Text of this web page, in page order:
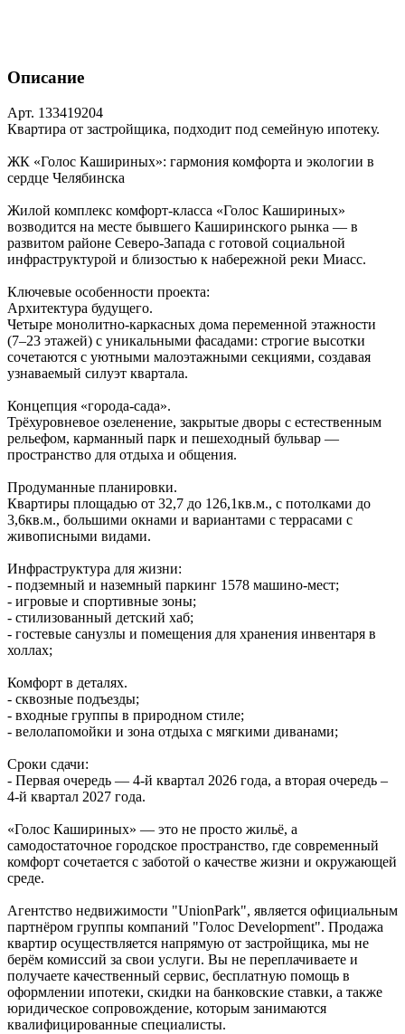
Описание
Арт. 133419204
Квартира от застройщика, подходит под семейную ипотеку.
ЖК «Голос Кашириных»: гармония комфорта и экологии в
сердце Челябинска
Жилой комплекс комфорт‑класса «Голос Кашириных»
возводится на месте бывшего Каширинского рынка — в
развитом районе Северо‑Запада с готовой социальной
инфраструктурой и близостью к набережной реки Миасс.
Ключевые особенности проекта:
Архитектура будущего.
Четыре монолитно‑каркасных дома переменной этажности
(7–23 этажей) с уникальными фасадами: строгие высотки
сочетаются с уютными малоэтажными секциями, создавая
узнаваемый силуэт квартала.
Концепция «города‑сада».
Трёхуровневое озеленение, закрытые дворы с естественным
рельефом, карманный парк и пешеходный бульвар —
пространство для отдыха и общения.
Продуманные планировки.
Квартиры площадью от 32,7 до 126,1кв.м., с потолками до
3,6кв.м., большими окнами и вариантами с террасами с
живописными видами.
Инфраструктура для жизни:
- подземный и наземный паркинг 1578 машино‑мест;
- игровые и спортивные зоны;
- стилизованный детский хаб;
- гостевые санузлы и помещения для хранения инвентаря в
холлах;
Комфорт в деталях.
- сквозные подъезды;
- входные группы в природном стиле;
- велолапомойки и зона отдыха с мягкими диванами;
Сроки сдачи:
- Первая очередь — 4‑й квартал 2026 года, а вторая очередь –
4-й квартал 2027 года.
«Голос Кашириных» — это не просто жильё, а
самодостаточное городское пространство, где современный
комфорт сочетается с заботой о качестве жизни и окружающей
среде.
Агентство недвижимости "UnionPark", является официальным
партнёром группы компаний "Голос Development". Продажа
квартир осуществляется напрямую от застройщика, мы не
берём комиссий за свои услуги. Вы не переплачиваете и
получаете качественный сервис, бесплатную помощь в
оформлении ипотеки, скидки на банковские ставки, а также
юридическое сопровождение, которым занимаются
квалифицированные специалисты.